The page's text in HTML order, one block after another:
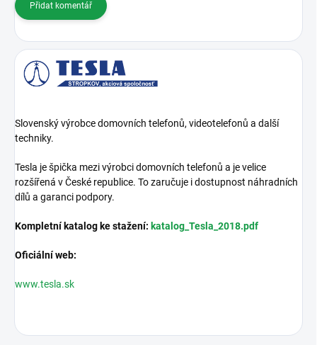
Přidat komentář
Slovenský výrobce domovních telefonů, videotelefonů a další
techniky.
Tesla je špička mezi výrobci domovních telefonů a je velice
rozšířená v České republice. To zaručuje i dostupnost náhradních
dílů a garanci podpory.
Kompletní katalog ke stažení: katalog_Tesla_2018.pdf
Oficiální web:
www.tesla.sk